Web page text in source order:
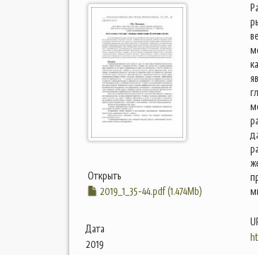
Открыть
2019_1_35-44.pdf (1.474Mb)
Дата
2019